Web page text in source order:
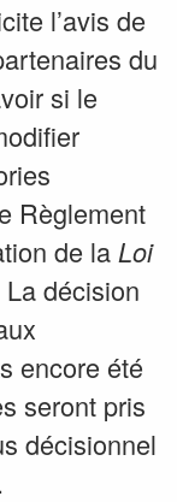
l’avis de
du
si le
Règlement
de la Loi
La décision
encore été
seront pris
décisionnel